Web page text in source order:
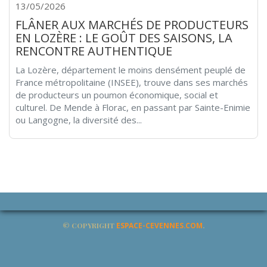
13/05/2026
FLÂNER AUX MARCHÉS DE PRODUCTEURS
EN LOZÈRE : LE GOÛT DES SAISONS, LA
RENCONTRE AUTHENTIQUE
La Lozère, département le moins densément peuplé de
France métropolitaine (INSEE), trouve dans ses marchés
de producteurs un poumon économique, social et
culturel. De Mende à Florac, en passant par Sainte-Enimie
ou Langogne, la diversité des...
© COPYRIGHT ESPACE-CEVENNES.COM.